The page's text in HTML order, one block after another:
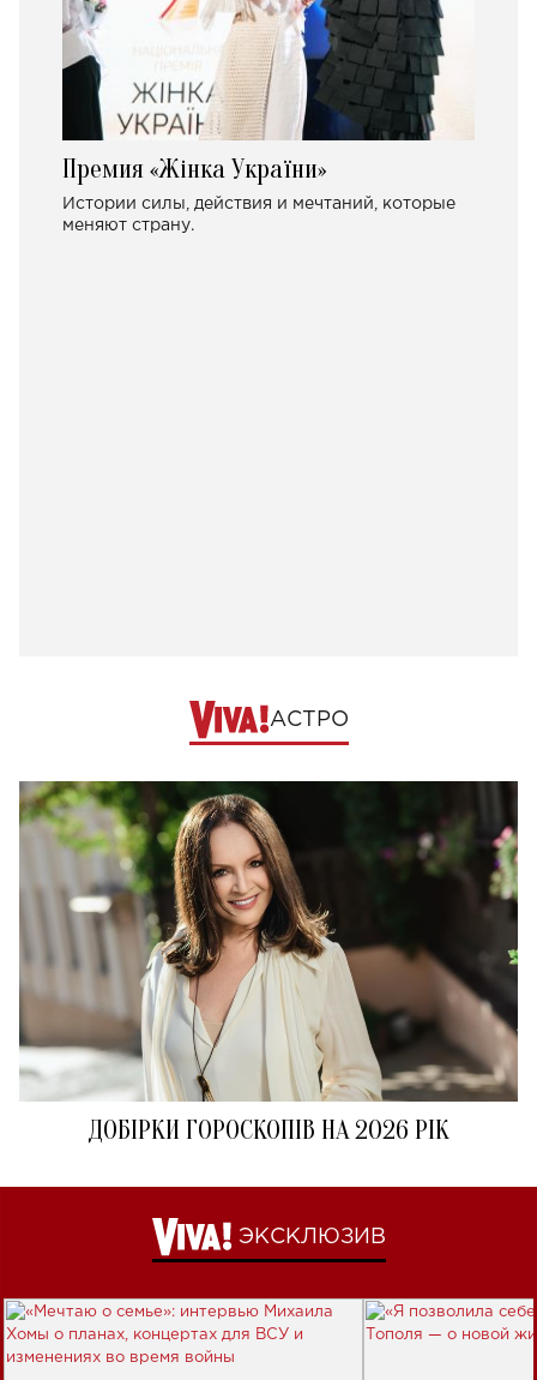
Премия «Жінка України»
Истории силы, действия и мечтаний, которые
меняют страну.
АСТРО
ДОБІРКИ ГОРОСКОПІВ НА 2026 РІК
ЭКСКЛЮЗИВ